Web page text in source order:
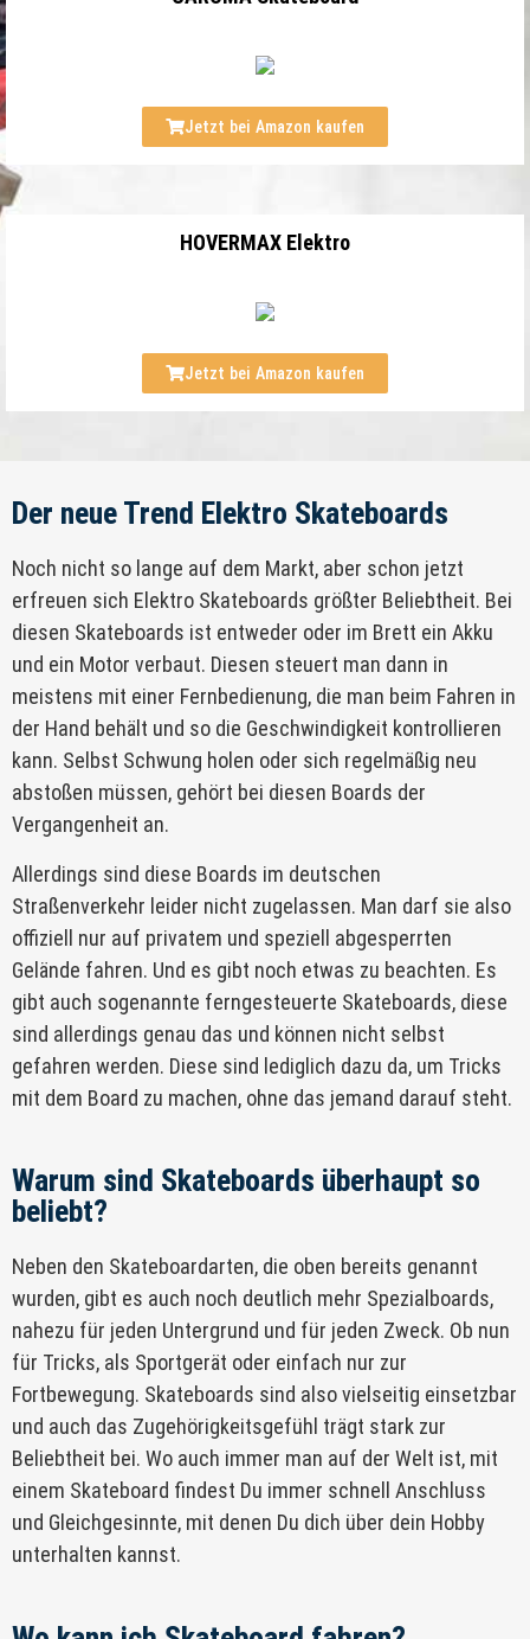
Jetzt bei Amazon kaufen
HOVERMAX Elektro
Jetzt bei Amazon kaufen
Der neue Trend Elektro Skateboards
Noch nicht so lange auf dem Markt, aber schon jetzt
erfreuen sich Elektro Skateboards größter Beliebtheit. Bei
diesen Skateboards ist entweder oder im Brett ein Akku
und ein Motor verbaut. Diesen steuert man dann in
meistens mit einer Fernbedienung, die man beim Fahren in
der Hand behält und so die Geschwindigkeit kontrollieren
kann. Selbst Schwung holen oder sich regelmäßig neu
abstoßen müssen, gehört bei diesen Boards der
Vergangenheit an.
Allerdings sind diese Boards im deutschen
Straßenverkehr leider nicht zugelassen. Man darf sie also
offiziell nur auf privatem und speziell abgesperrten
Gelände fahren. Und es gibt noch etwas zu beachten. Es
gibt auch sogenannte ferngesteuerte Skateboards, diese
sind allerdings genau das und können nicht selbst
gefahren werden. Diese sind lediglich dazu da, um Tricks
mit dem Board zu machen, ohne das jemand darauf steht.
Warum sind Skateboards überhaupt so
beliebt?
Neben den Skateboardarten, die oben bereits genannt
wurden, gibt es auch noch deutlich mehr Spezialboards,
nahezu für jeden Untergrund und für jeden Zweck. Ob nun
für Tricks, als Sportgerät oder einfach nur zur
Fortbewegung. Skateboards sind also vielseitig einsetzbar
und auch das Zugehörigkeitsgefühl trägt stark zur
Beliebtheit bei. Wo auch immer man auf der Welt ist, mit
einem Skateboard findest Du immer schnell Anschluss
und Gleichgesinnte, mit denen Du dich über dein Hobby
unterhalten kannst.